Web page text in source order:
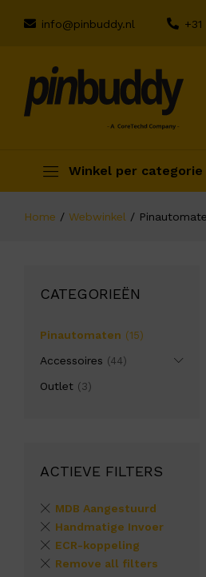
info@pinbuddy.nl
Winkel per categorie
Home / Webwinkel /
CATEGORIEËN
Pinautomaten (15)
Accessoires (44)
Outlet (3)
ACTIEVE FILTERS
MDB Aangestuurd
Handmatige Invoer
ECR-koppeling
Remove all filters